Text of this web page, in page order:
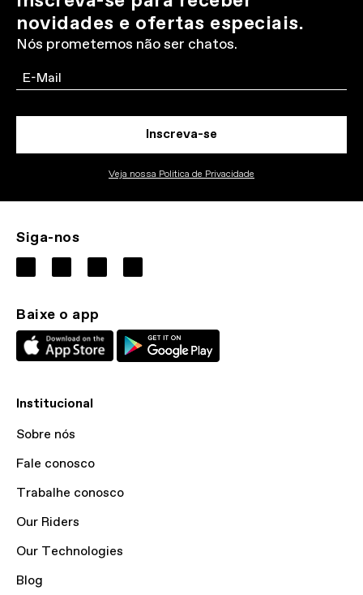
novidades e ofertas especiais.
Nós prometemos não ser chatos.
Email
Inscreva-se
Veja nossa Politica de Privacidade
Siga-nos
Baixe o app
Institucional
Sobre nós
Fale conosco
Trabalhe conosco
Our Riders
Our Technologies
Blog